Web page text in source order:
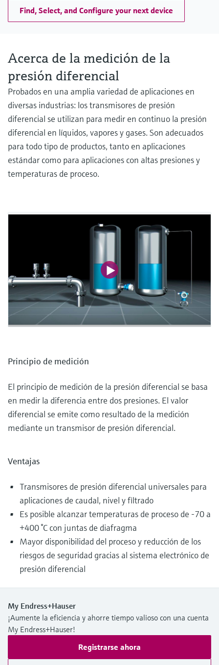
Celda de medición
Find, Select, and Configure your next device
Acerca de la medición de la
presión diferencial
Probados en una amplia variedad de aplicaciones en
diversas industrias: los transmisores de presión
diferencial se utilizan para medir en continuo la presión
diferencial en líquidos, vapores y gases. Son adecuados
para todo tipo de productos, tanto en aplicaciones
estándar como para aplicaciones con altas presiones y
temperaturas de proceso.
Principio de medición
El principio de medición de la presión diferencial se basa
en medir la diferencia entre dos presiones. El valor
diferencial se emite como resultado de la medición
mediante un transmisor de presión diferencial.
Ventajas
Transmisores de presión diferencial universales para
aplicaciones de caudal, nivel y filtrado
Es posible alcanzar temperaturas de proceso de -70 a
+400 °C con juntas de diafragma
Mayor disponibilidad del proceso y reducción de los
riesgos de seguridad gracias al sistema electrónico de
presión diferencial
My Endress+Hauser
¡Aumente la eficiencia y ahorre tiempo valioso con una cuenta
My Endress+Hauser!
Registrarse ahora